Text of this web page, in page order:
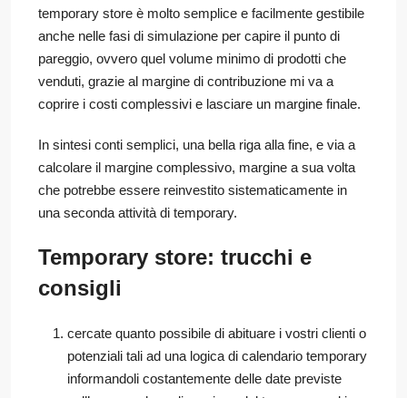
temporary store è molto semplice e facilmente gestibile
anche nelle fasi di simulazione per capire il punto di
pareggio, ovvero quel volume minimo di prodotti che
venduti, grazie al margine di contribuzione mi va a
coprire i costi complessivi e lasciare un margine finale.
In sintesi conti semplici, una bella riga alla fine, e via a
calcolare il margine complessivo, margine a sua volta
che potrebbe essere reinvestito sistematicamente in
una seconda attività di temporary.
Temporary store: trucchi e
consigli
cercate quanto possibile di abituare i vostri clienti o
potenziali tali ad una logica di calendario temporary
informandoli costantemente delle date previste